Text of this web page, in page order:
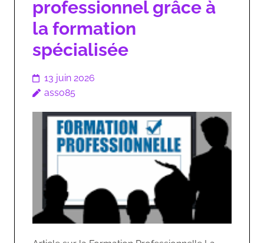
professionnel grâce à
la formation
spécialisée
13 juin 2026
asso85